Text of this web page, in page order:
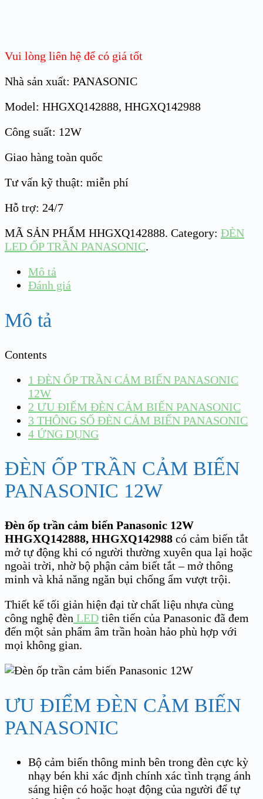
Vui lòng liên hệ để có giá tốt
Nhà sản xuất: PANASONIC
Model: HHGXQ142888, HHGXQ142988
Công suất: 12W
Giao hàng toàn quốc
Tư vấn kỹ thuật: miễn phí
Hỗ trợ: 24/7
MÃ SẢN PHẨM HHGXQ142888. Category: ĐÈN
LED ỐP TRẦN PANASONIC.
Mô tả
Đánh giá
Mô tả
Contents
1 ĐÈN ỐP TRẦN CẢM BIẾN PANASONIC
12W
2 ƯU ĐIỂM ĐÈN CẢM BIẾN PANASONIC
3 THÔNG SỐ ĐÈN CẢM BIẾN PANASONIC
4 ỨNG DỤNG
ĐÈN ỐP TRẦN CẢM BIẾN
PANASONIC 12W
Đèn ốp trần cảm biến Panasonic 12W
HHGXQ142888, HHGXQ142988 có cảm biến tắt
mở tự động khi có người thường xuyên qua lại hoặc
ngoài trời, nhờ bộ phận cảm biết tắt – mở thông
minh và khả năng ngăn bụi chống ẩm vượt trội.
Thiết kế tối giản hiện đại từ chất liệu nhựa cùng
công nghệ đèn LED tiên tiến của Panasonic đã đem
đến một sản phẩm âm trần hoàn hảo phù hợp với
mọi không gian.
ƯU ĐIỂM ĐÈN CẢM BIẾN
PANASONIC
Bộ cảm biến thông minh bên trong đèn cực kỳ
nhạy bén khi xác định chính xác tình trạng ánh
sáng hiện có hoặc hoạt động của người để tự